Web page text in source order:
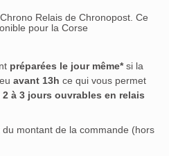
Relais de Chronopost. Ce
pour la Corse
préparées le jour même*si la
avant 13h ce qui vous permet
à 3 jours ouvrables en relais
montant de la commande (hors